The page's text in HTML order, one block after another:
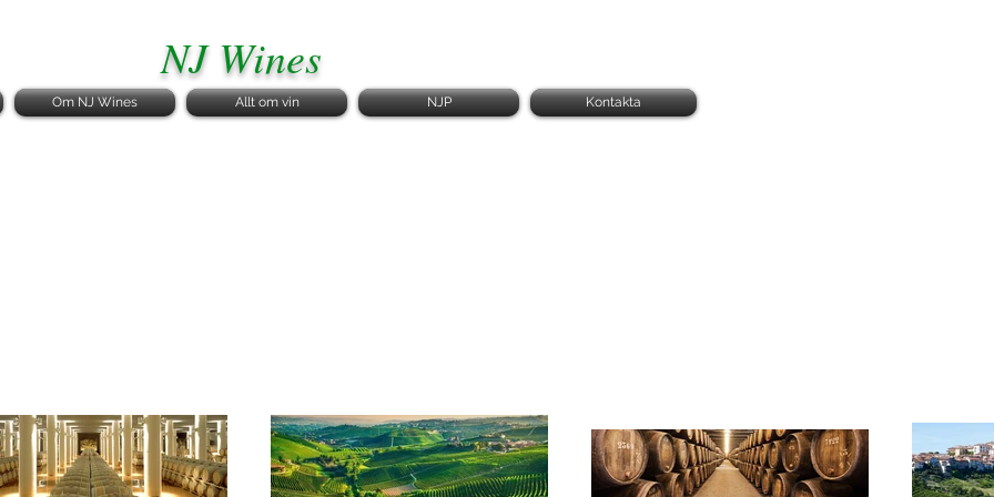
Om NJ Wines Allt om vin NJP Kontakta
NJ Wines